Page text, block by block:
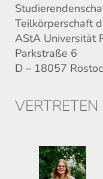
Teilkörperschaft
AStA Universität
Parkstraße 6
D – 18057